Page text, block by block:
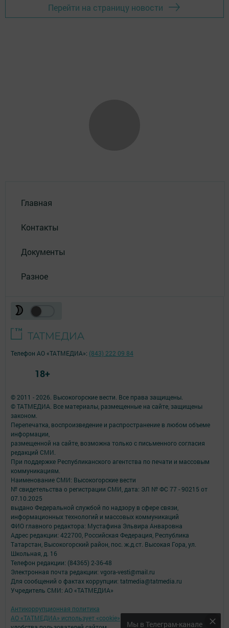
Перейти на страницу новости
Главная
Контакты
Документы
Разное
Мы в Телеграм-канале
© 2011 - 2026. Высокогорские вести. Все права защищены.
© ТАТМЕДИА. Все материалы, размещенные на сайте, защищены
законом.
Перепечатка, воспроизведение и распространение в любом объеме
информации,
размещенной на сайте, возможна только с письменного согласия
редакций СМИ.
При поддержке Республиканского агентства по печати и массовым
коммуникациям.
Наименование СМИ: Высокогорские вести
№ свидетельства о регистрации СМИ, дата: ЭЛ № ФС 77 - 90215 от
07.10.2025
выдано Федеральной службой по надзору в сфере связи,
информационных технологий и массовых коммуникаций
ФИО главного редактора: Мустафина Эльвира Анваровна
Адрес редакции: 422700, Российская Федерация, Республика
Татарстан, Высокогорский район, пос. ж.д.ст. Высокая Гора, ул.
Школьная, д. 16
Телефон редакции: (84365) 2-36-48
Электронная почта редакции: vgora-vesti@mail.ru
Для сообщений о фактах коррупции: tatmedia@tatmedia.ru
Учредитель СМИ: АО «ТАТМЕДИА»
Антикоррупционная политика
АО «ТАТМЕДИА» использует «cookie» для персонализации сервисов и
Телефон АО «ТАТМЕДИА»: (843) 222 09 84
18+